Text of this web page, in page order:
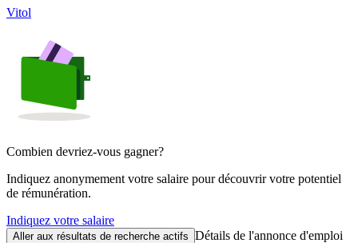
Vitol
Combien devriez-vous gagner?
Indiquez anonymement votre salaire pour découvrir votre potentiel
de rémunération.
Indiquez votre salaire
Aller aux résultats de recherche actifs Détails de l'annonce d'emploi